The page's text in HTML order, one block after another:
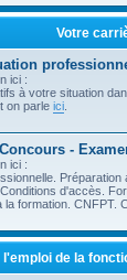
Votre
ici :
à votre situation
on parle ici
-
ici :
d'accès.
la formation. CNFPT.
l'emploi de la